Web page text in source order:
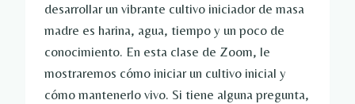
desarrollar un vibrante cultivo iniciador de masa
madre es harina, agua, tiempo y un poco de
conocimiento. En esta clase de Zoom, le
mostraremos cómo iniciar un cultivo inicial y
cómo mantenerlo vivo. Si tiene alguna pregunta,